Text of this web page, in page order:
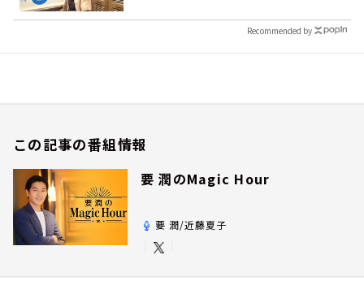
Recommended by
この記事の番組情報
要 潤のMagic Hour
要 潤/近藤夏子